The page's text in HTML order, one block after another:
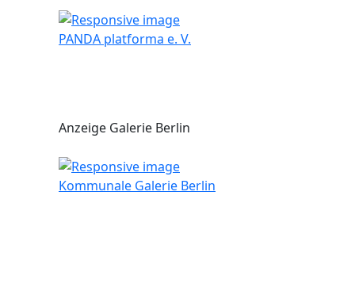
PANDA platforma e. V.
Anzeige Galerie Berlin
Kommunale Galerie Berlin